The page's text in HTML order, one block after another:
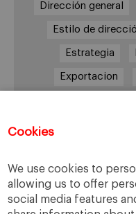
Cookies
We use cookies to
allowing us to offer
social media features
Dirección general
Estilo de
Estrategia
Exportacion
IPADE Jorge
Largo plazo